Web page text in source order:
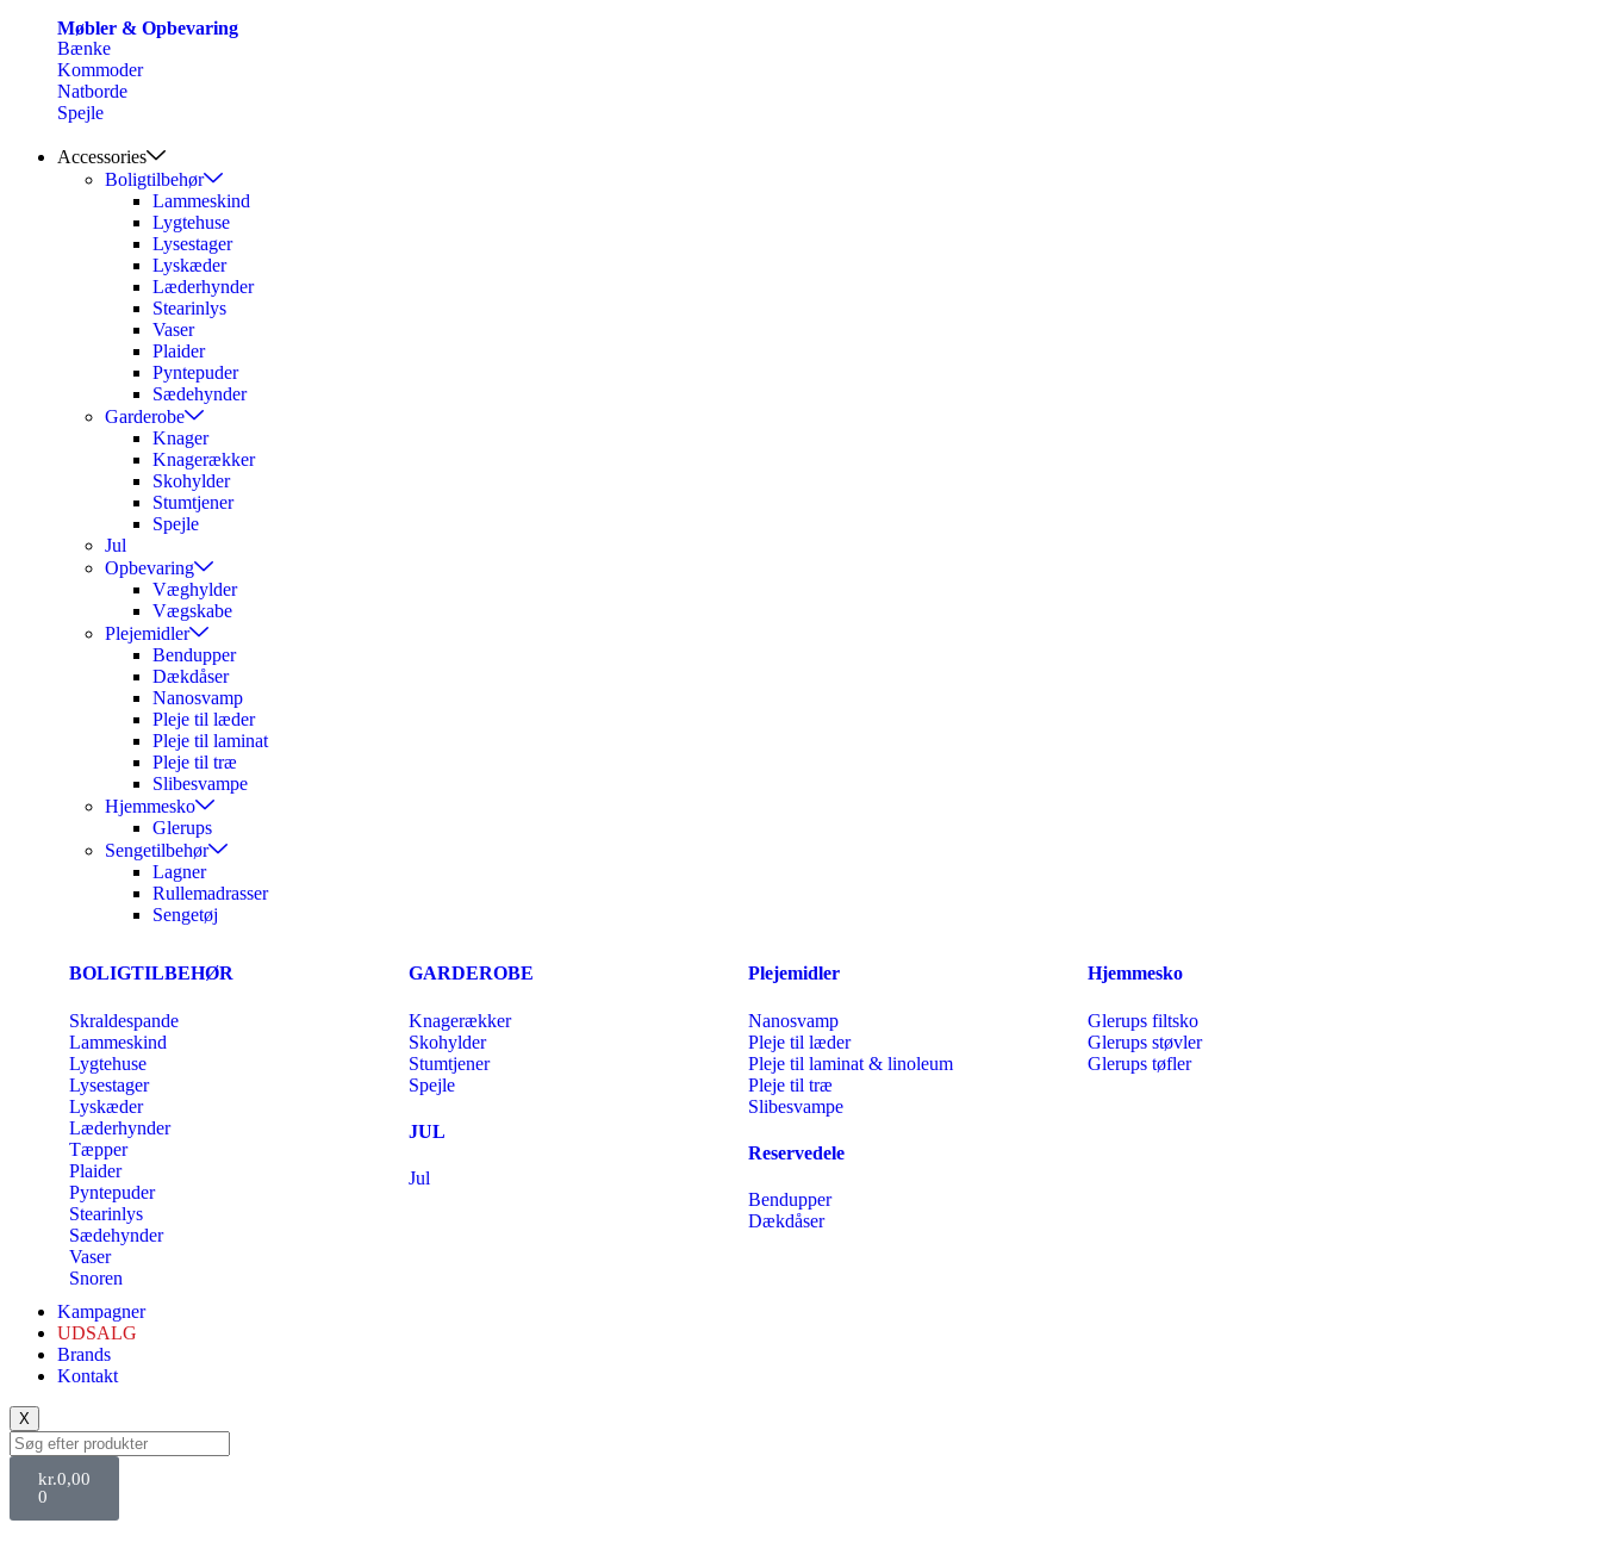
Møbler & Opbevaring
Bænke
Kommoder
Natborde
Spejle
Accessories
Boligtilbehør
Lammeskind
Lygtehuse
Lysestager
Lyskæder
Læderhynder
Stearinlys
Vaser
Plaider
Pyntepuder
Sædehynder
Garderobe
Knager
Knagerækker
Skohylder
Stumtjener
Spejle
Jul
Opbevaring
Væghylder
Vægskabe
Plejemidler
Bendupper
Dækdåser
Nanosvamp
Pleje til læder
Pleje til laminat
Pleje til træ
Slibesvampe
Hjemmesko
Glerups
Sengetilbehør
Lagner
Rullemadrasser
Sengetøj
BOLIGTILBEHØR
Skraldespande
Lammeskind
Lygtehuse
Lysestager
Lyskæder
Læderhynder
Tæpper
Plaider
Pyntepuder
Stearinlys
Sædehynder
Vaser
Snoren
GARDEROBE
Knagerækker
Skohylder
Stumtjener
Spejle
JUL
Jul
Plejemidler
Nanosvamp
Pleje til læder
Pleje til laminat & linoleum
Pleje til træ
Slibesvampe
Reservedele
Bendupper
Dækdåser
Hjemmesko
Glerups filtsko
Glerups støvler
Glerups tøfler
Kampagner
UDSALG
Brands
Kontakt
X
kr.0,00
0